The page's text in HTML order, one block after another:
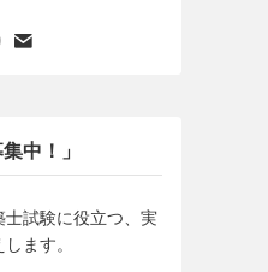
中！」
士試験に役立つ、実
ます。